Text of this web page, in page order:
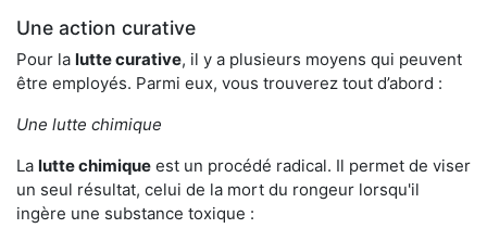
Une action curative
Pour la lutte curative, il y a plusieurs moyens qui peuvent
être employés. Parmi eux, vous trouverez tout d’abord :
Une lutte chimique
La lutte chimique est un procédé radical. Il permet de viser
un seul résultat, celui de la mort du rongeur lorsqu'il
ingère une substance toxique :